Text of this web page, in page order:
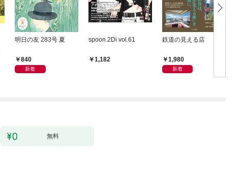
明日の友 283号 夏
840
新着
spoon.2Di vol.61
1,182
鉄道の見える店
1,980
新着
無料